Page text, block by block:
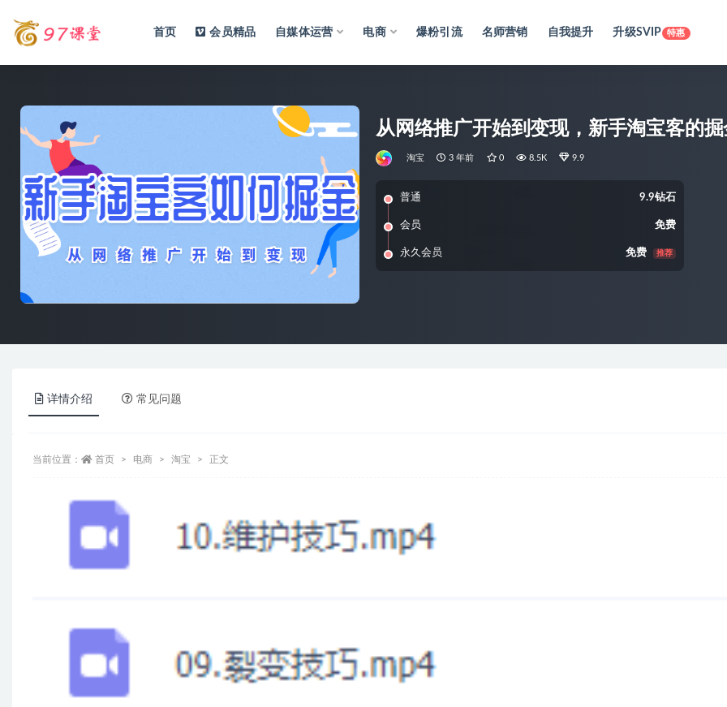
首页 会员精品 自媒体运营 电商 爆粉引流 名师营销 自我提升 升级SVIP 特惠
从网络推广开始到变现，新手淘宝客的
淘宝 3 年前 0 8.5K 9.9
普通 9.9钻石
会员 免费
永久会员 免费 推荐
详情介绍 常见问题
当前位置： 首页 电商 淘宝 正文